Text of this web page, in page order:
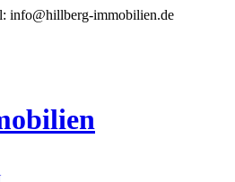
info@hillberg-immobilien.de